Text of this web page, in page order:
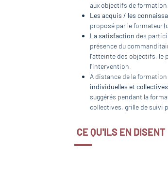
aux objectifs de formation.
Les acquis / les
proposé par le formateur
La satisfaction des
présence du
l’atteinte des objectifs, le
l’intervention.
A distance de la
individuelles et
suggérés pendant la
collectives, grille de suivi
CE QU'ILS EN DISENT